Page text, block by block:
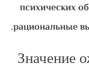
психических
рациональные
Значение